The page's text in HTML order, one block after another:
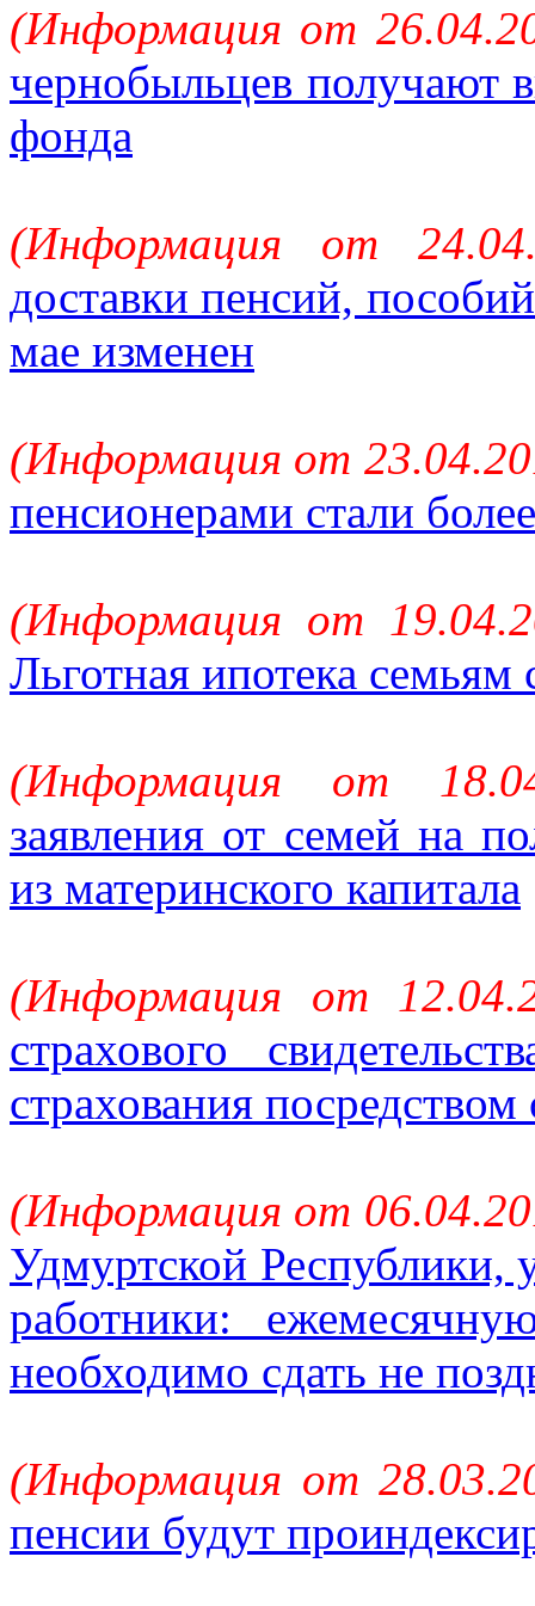
(Информация от
чернобыльцев получают
фонда
(Информация от
доставки пенсий,
мае изменен
(Информация от
пенсионерами стали
(Информация от
Льготная ипотека
(Информация от
заявления от семей на
из материнского капитала
(Информация от
страхового
страхования
(Информация от
Удмуртской Республики,
работники:
необходимо сдать не
(Информация от
пенсии будут